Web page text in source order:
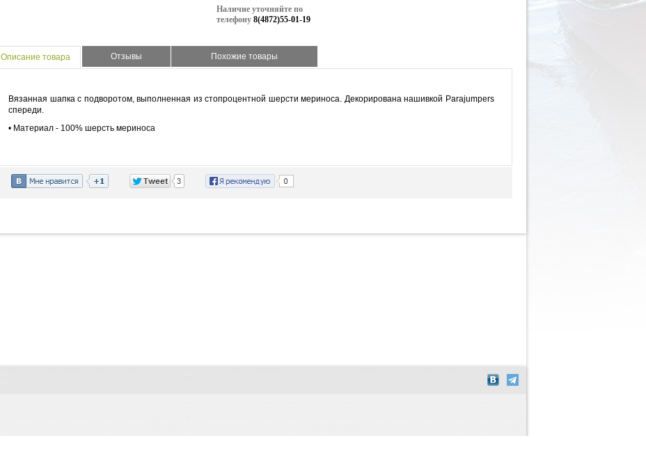
Наличие уточняйте по
телефону 8(4872)55-01-19
Описание товара Отзывы Похожие товары
Вязанная шапка с подворотом, выполненная из стопроцентной шерсти мериноса. Декорирована нашивкой Parajumpers
спереди.
• Материал - 100% шерсть мериноса